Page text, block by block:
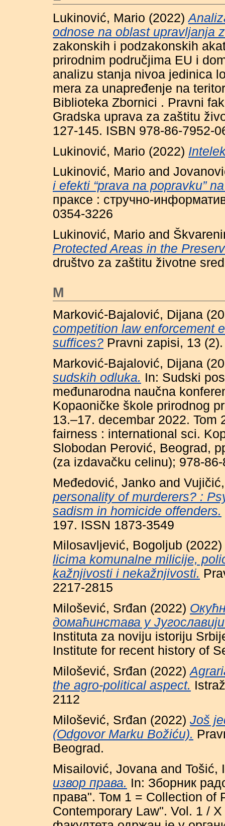
Lukinović, Mario (2022)
odnose na oblast upravljanja
zakonskih i podzakonskih
prirodnim područjima EU i
analizu stanja nivoa jedinica
mera za unapređenje na
Biblioteka Zbornici . Pravni
Gradska uprava za zaštitu
127-145. ISBN 978-86-7952-
Lukinović, Mario (2022)
Lukinović, Mario and
i efekti “prava na popravku”
праксе : стручно-
0354-3226
Lukinović, Mario and
Protected Areas in the
društvo za zaštitu životne
M
Marković-Bajalović, Dijana
competition law enforcement
suffices? Pravni zapisi, 13
Marković-Bajalović, Dijana
sudskih odluka. In: Sudski
međunarodna naučna
Kopaoničke škole prirodnog
13.–17. decembar 2022.
fairness : international sci.
Slobodan Perović, Beograd,
(za izdavačku celinu); 978-
Međedović, Janko and
personality of murderers? :
sadism in homicide offenders.
197. ISSN 1873-3549
Milosavljević, Bogoljub (2022)
licima komunalne milicije,
kažnjivosti i nekažnjivosti.
2217-2815
Milošević, Srđan (2022)
домаћинстава у
Instituta za noviju istoriju
Institute for recent history of
Milošević, Srđan (2022)
the agro-political aspect.
2112
Milošević, Srđan (2022) Još
(Odgovor Marku Božiću).
Beograd.
Misailović, Jovana and Tošić,
извор права. In: Зборник
права". Том 1 = Collection of
Contemporary Law". Vol. 1 /